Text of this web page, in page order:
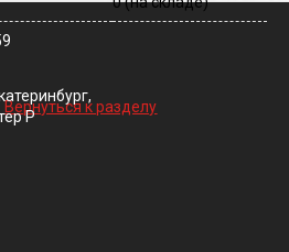
Вернуться к разделу
Р